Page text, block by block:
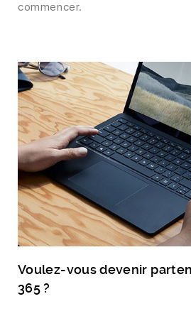
commencer.
Voulez-vous devenir
365 ?